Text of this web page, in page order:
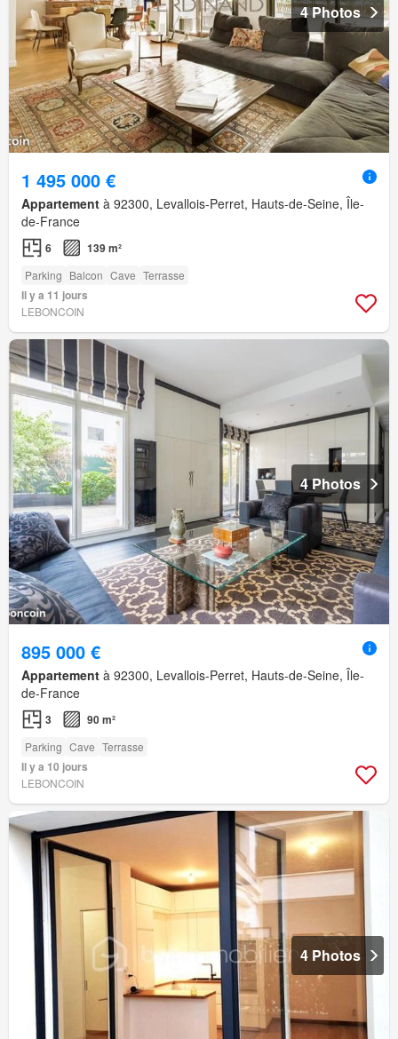
4 Photos
1 495 000 €
Appartement à 92300, Levallois-Perret, Hauts-de-Seine, Île-
de-France
6 139 m²
Parking Balcon Cave Terrasse
Il y a 11 jours
LEBONCOIN
4 Photos
895 000 €
Appartement à 92300, Levallois-Perret, Hauts-de-Seine, Île-
de-France
3 90 m²
Parking Cave Terrasse
Il y a 10 jours
LEBONCOIN
4 Photos